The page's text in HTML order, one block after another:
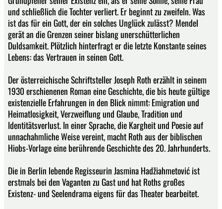
und schließlich die Tochter verliert. Er beginnt zu zweifeln. Was
ist das für ein Gott, der ein solches Unglück zulässt? Mendel
gerät an die Grenzen seiner bislang unerschütterlichen
Duldsamkeit. Plötzlich hinterfragt er die letzte Konstante seines
Lebens: das Vertrauen in seinen Gott.
Der österreichische Schriftsteller Joseph Roth erzählt in seinem
1930 erschienenen Roman eine Geschichte, die bis heute gültige
existenzielle Erfahrungen in den Blick nimmt: Emigration und
Heimatlosigkeit, Verzweiflung und Glaube, Tradition und
Identitätsverlust. In einer Sprache, die Kargheit und Poesie auf
unnachahmliche Weise vereint, macht Roth aus der biblischen
Hiobs-Vorlage eine berührende Geschichte des 20. Jahrhunderts.
Die in Berlin lebende Regisseurin Jasmina Hadžiahmetović ist
erstmals bei den Vaganten zu Gast und hat Roths großes
Existenz- und Seelendrama eigens für das Theater bearbeitet.